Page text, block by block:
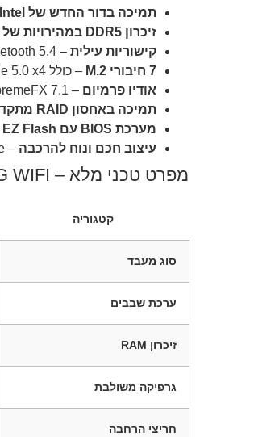
תמיכה בדור החדש של Intel
זיכרון DDR5 במהירויות של עד 8800+MT/s (OC)
קישוריות עילית – Wi-Fi 7, Bluetooth 5.4, ו־Thunderbolt™ 4.
7 חיבורי M.2
– כולל PCIe 5.0 x4 לתעבורת נתונים מקסימלית.
אודיו פרמיום – SupremeFX 7.1 עם רכיבים מוזיקליים איכותיים ו־S/PDIF.
תמיכה באחסון RAID מתקדמת
מערכת BIOS עם EZ Flash
עיצוב חכם ונוח להרכבה – M.2 Q-Latch, Q-Release, כפתור Start ו־Aura Sync RGB.
מפרט טכני מלא – ROG STRIX Z890-E GAMING WIFI
קטגוריה
סוג מעבד
ערכת שבבים
זיכרון RAM
גרפיקה משולבת
חריצי הרחבה